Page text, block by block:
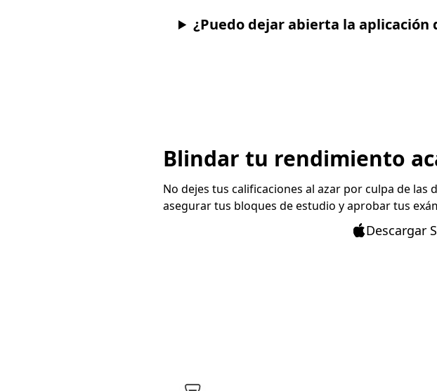
¿Puedo dejar abierta la
Blindar tu rendimiento
No dejes tus calificaciones al azar por culpa de
asegurar tus bloques de estudio y aprobar tus
Descargar